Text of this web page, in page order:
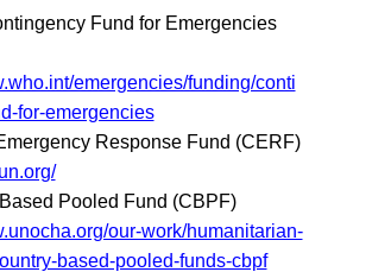
Fund for Emergencies
emergencies/funding/conti
for-emergencies
Response Fund (CERF)
Pooled Fund (CBPF)
our-work/humanitarian-
based-pooled-funds-cbpf